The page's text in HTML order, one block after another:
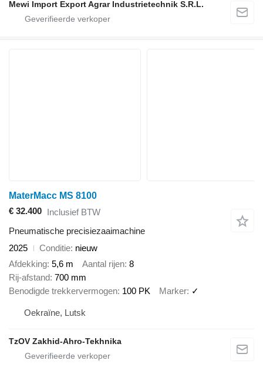
Mewi Import Export Agrar Industrietechnik S.R.L.
MaterMacc MS 8100
€ 32.400 Inclusief BTW
Pneumatische precisiezaaimachine
2025
Conditie nieuw
Afdekking 5,6 m Aantal rijen 8
Rij-afstand 700 mm
Benodigde trekkervermogen 100 PK Marker ✓
Oekraïne, Lutsk
TzOV Zakhid-Ahro-Tekhnika